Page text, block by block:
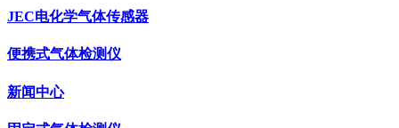
JEC电化学气体传感器
便携式气体检测仪
新闻中心